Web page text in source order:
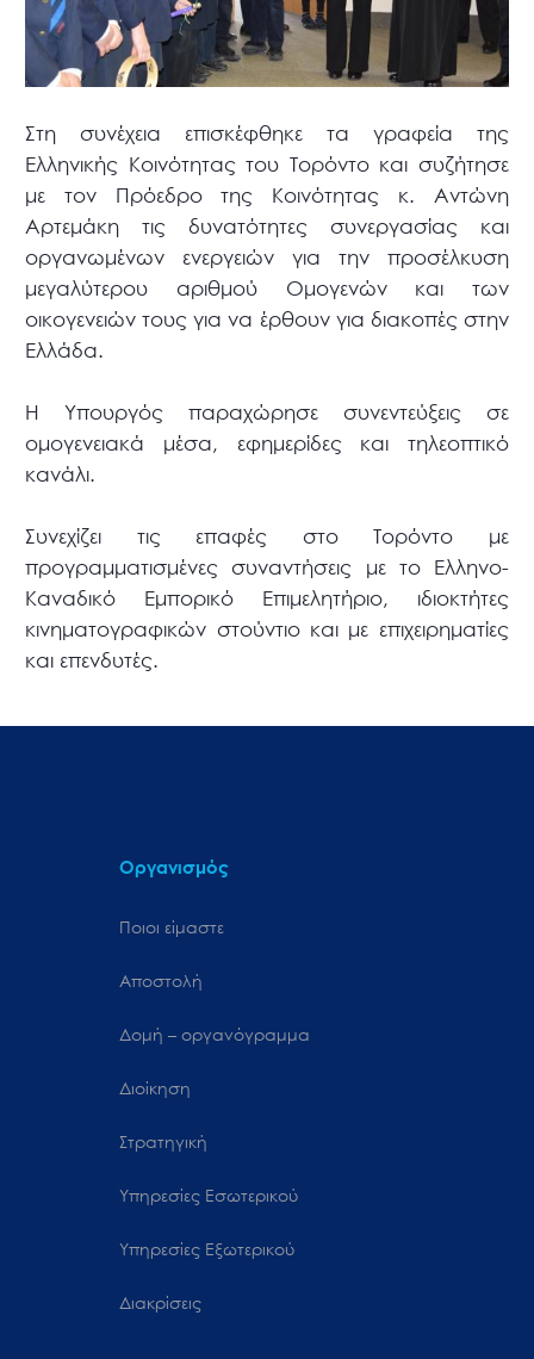
Στη συνέχεια επισκέφθηκε τα γραφεία της
Ελληνικής Κοινότητας του Τορόντο και συζήτησε
με τον Πρόεδρο της Κοινότητας κ. Αντώνη
Αρτεμάκη τις δυνατότητες συνεργασίας και
οργανωμένων ενεργειών για την προσέλκυση
μεγαλύτερου αριθμού Ομογενών και των
οικογενειών τους για να έρθουν για διακοπές στην
Ελλάδα.
Η Υπουργός παραχώρησε συνεντεύξεις σε
ομογενειακά μέσα, εφημερίδες και τηλεοπτικό
κανάλι.
Συνεχίζει τις επαφές στο Τορόντο με
προγραμματισμένες συναντήσεις με το Ελληνο-
Καναδικό Εμπορικό Επιμελητήριο, ιδιοκτήτες
κινηματογραφικών στούντιο και με επιχειρηματίες
και επενδυτές.
Οργανισμός
Ποιοι είμαστε
Αποστολή
Δομή – οργανόγραμμα
Διοίκηση
Στρατηγική
Υπηρεσίες Εσωτερικού
Υπηρεσίες Εξωτερικού
Διακρίσεις